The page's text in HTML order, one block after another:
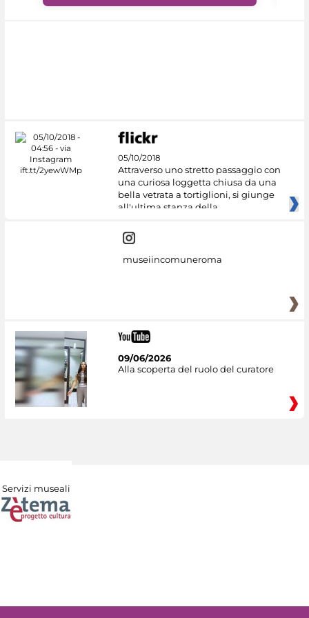
05/10/2018
Attraverso uno stretto passaggio con
una curiosa loggetta chiusa da una
bella vetrata a tortiglioni, si giunge
all'ultima stanza della
museiincomuneroma
09/06/2026
Alla scoperta del ruolo del curatore
Servizi museali